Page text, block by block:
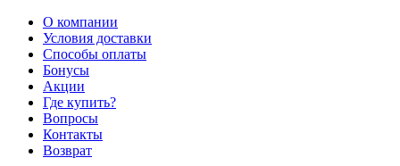
О компании
Условия доставки
Способы оплаты
Бонусы
Акции
Где купить?
Вопросы
Контакты
Возврат